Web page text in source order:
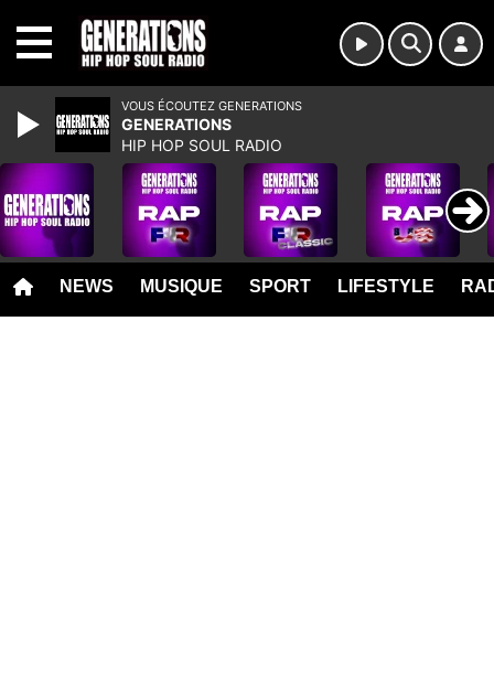
NEWS MUSIQUE SPORT LIFESTYLE
VOUS ÉCOUTEZ GENERATIONS
GENERATIONS
HIP HOP SOUL RADIO